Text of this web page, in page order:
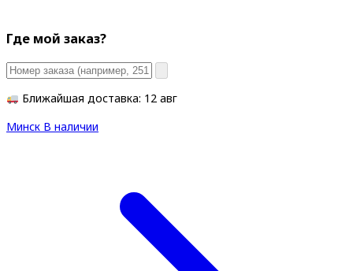
Где мой заказ?
Ближайшая доставка: 12 авг
Минск В наличии